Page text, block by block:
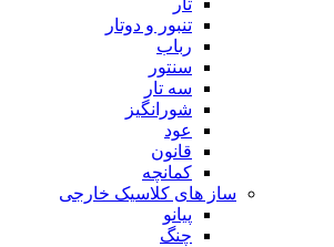
تنبور و دوتار
رباب
سنتور
سه تار
شورانگیز
عود
قانون
کمانچه
ساز های کلاسیک خارجی
پیانو
چنگ